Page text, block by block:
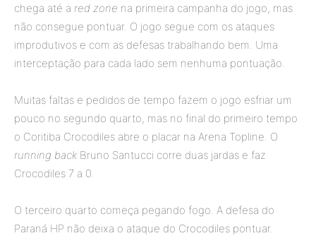
chega até a red zone na primeira campanha do jogo, mas
não consegue pontuar. O jogo segue com os ataques
improdutivos e com as defesas trabalhando bem. Uma
interceptação para cada lado sem nenhuma pontuação.
Muitas faltas e pedidos de tempo fazem o jogo esfriar um
pouco no segundo quarto, mas no final do primeiro tempo
o Coritiba Crocodiles abre o placar na Arena Topline. O
running back Bruno Santucci corre duas jardas e faz
Crocodiles 7 a 0.
O terceiro quarto começa pegando fogo. A defesa do
Paraná HP não deixa o ataque do Crocodiles pontuar.